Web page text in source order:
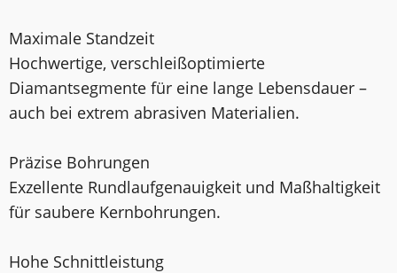
Maximale Standzeit
Hochwertige, verschleißoptimierte
Diamantsegmente für eine lange Lebensdauer –
auch bei extrem abrasiven Materialien.
Präzise Bohrungen
Exzellente Rundlaufgenauigkeit und Maßhaltigkeit
für saubere Kernbohrungen.
Hohe Schnittleistung